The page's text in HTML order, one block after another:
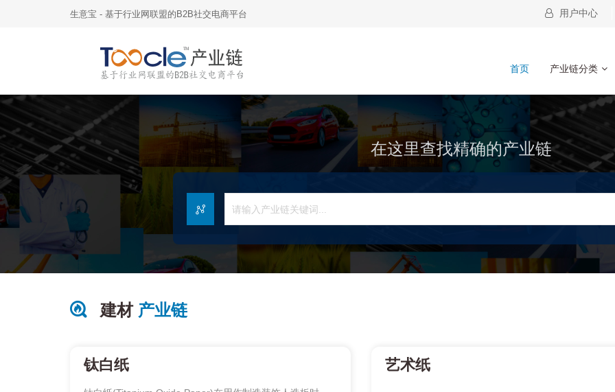
生意宝 - 基于行业网联盟的B2B社交电商平台 用户中心
首页 产业链分类
在这里查找精确的产业链
建材 产业链
钛白纸 艺术纸